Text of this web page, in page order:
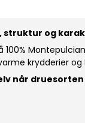
struktur og
krydderier
når druesorten